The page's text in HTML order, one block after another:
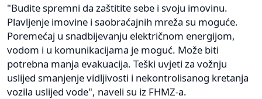
"Budite spremni da zaštitite sebe i svoju imovinu.
Plavljenje imovine i saobraćajnih mreža su moguće.
Poremećaj u snadbijevanju električnom energijom,
vodom i u komunikacijama je moguć. Može biti
potrebna manja evakuacija. Teški uvjeti za vožnju
uslijed smanjenje vidljivosti i nekontrolisanog kretanja
vozila uslijed vode", naveli su iz FHMZ-a.